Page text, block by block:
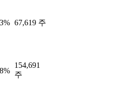
67,619 주
154,691
주